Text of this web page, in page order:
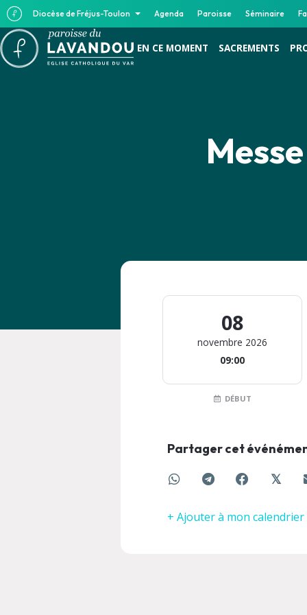
Diocèse de Fréjus-Toulon Agenda Paroisse Séminaire
EN CE MOMENT SACREMENTS
08
novembre 2026
09:00
DÉBUT
Partager cet
𝕏
+ Ajouter à mon calendrier